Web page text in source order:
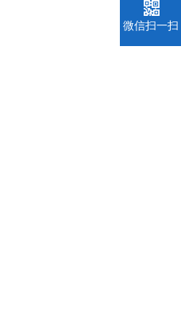
微信扫一扫